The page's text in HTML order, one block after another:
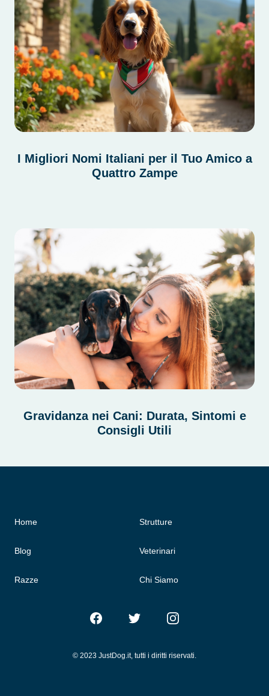
I Migliori Nomi Italiani per il Tuo Amico a
Quattro Zampe
Gravidanza nei Cani: Durata, Sintomi e
Consigli Utili
Home
Blog
Razze
Strutture
Veterinari
Chi Siamo
FacebookTwitter Instagram
© 2023 JustDog.it, tutti i diritti riservati.